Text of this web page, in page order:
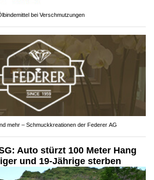
bei Verschmutzungen
mehr – Schmuckkreationen der Federer AG
Auto stürzt 100 Meter Hang
und 19-Jährige sterben